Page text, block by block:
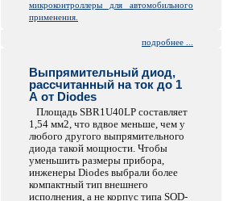
микроконтроллеры для автомобильного
применения.
подробнее ...
Выпрямительный диод,
рассчитанный на ток до 1
А от Diodes
Площадь SBR1U40LP составляет
1,54 мм2, что вдвое меньше, чем у
любого другого выпрямительного
диода такой мощности. Чтобы
уменьшить размеры прибора,
инженеры Diodes выбрали более
компактный тип внешнего
исполнения, а не корпус типа SOD-